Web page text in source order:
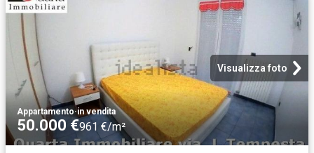
Visualizza foto
Appartamento·in vendita
50.000 €961 €/m²